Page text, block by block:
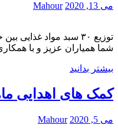
می 13, 2020 Mahour
توزیع ۳۰ سبد مواد
شما همیاران عزیز و با
بیشتر بدانید
کمک های اهدایی
می 5, 2020 Mahour